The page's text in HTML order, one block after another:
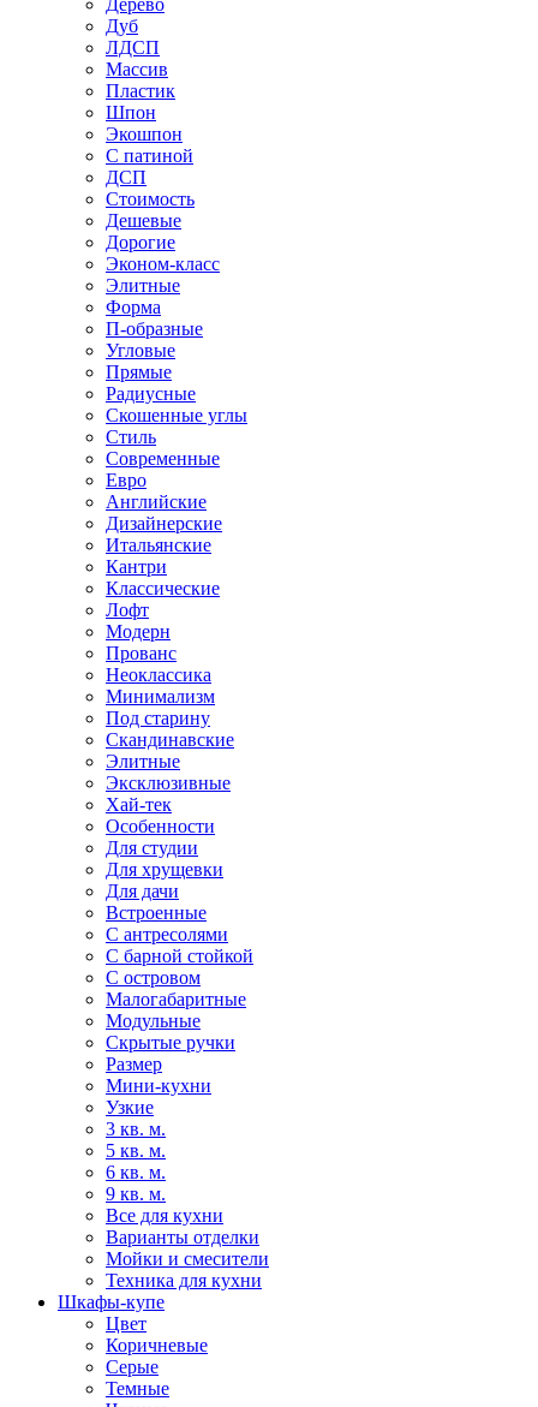
Дерево
Дуб
ЛДСП
Массив
Пластик
Шпон
Экошпон
С патиной
ДСП
Стоимость
Дешевые
Дорогие
Эконом-класс
Элитные
Форма
П-образные
Угловые
Прямые
Радиусные
Скошенные углы
Стиль
Современные
Евро
Английские
Дизайнерские
Итальянские
Кантри
Классические
Лофт
Модерн
Прованс
Неоклассика
Минимализм
Под старину
Скандинавские
Элитные
Эксклюзивные
Хай-тек
Особенности
Для студии
Для хрущевки
Для дачи
Встроенные
С антресолями
С барной стойкой
С островом
Малогабаритные
Модульные
Скрытые ручки
Размер
Мини-кухни
Узкие
3 кв. м.
5 кв. м.
6 кв. м.
9 кв. м.
Все для кухни
Варианты отделки
Мойки и смесители
Техника для кухни
Шкафы-купе
Цвет
Коричневые
Серые
Темные